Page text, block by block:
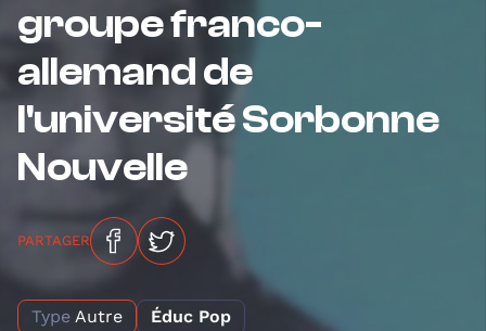
groupe franco-
allemand de
l'université Sorbonne
Nouvelle
PARTAGER
Type Autre
Éduc Pop